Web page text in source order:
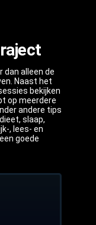
dan alleen de
Naast het
bekijken
op meerdere
andere tips
slaap,
, lees- en
goede